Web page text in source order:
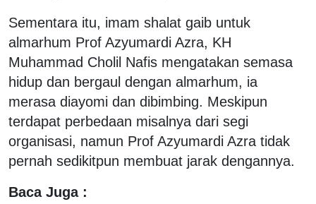
Sementara itu, imam shalat gaib untuk
almarhum Prof Azyumardi Azra, KH
Muhammad Cholil Nafis mengatakan semasa
hidup dan bergaul dengan almarhum, ia
merasa diayomi dan dibimbing. Meskipun
terdapat perbedaan misalnya dari segi
organisasi, namun Prof Azyumardi Azra tidak
pernah sedikitpun membuat jarak dengannya.
Baca Juga :